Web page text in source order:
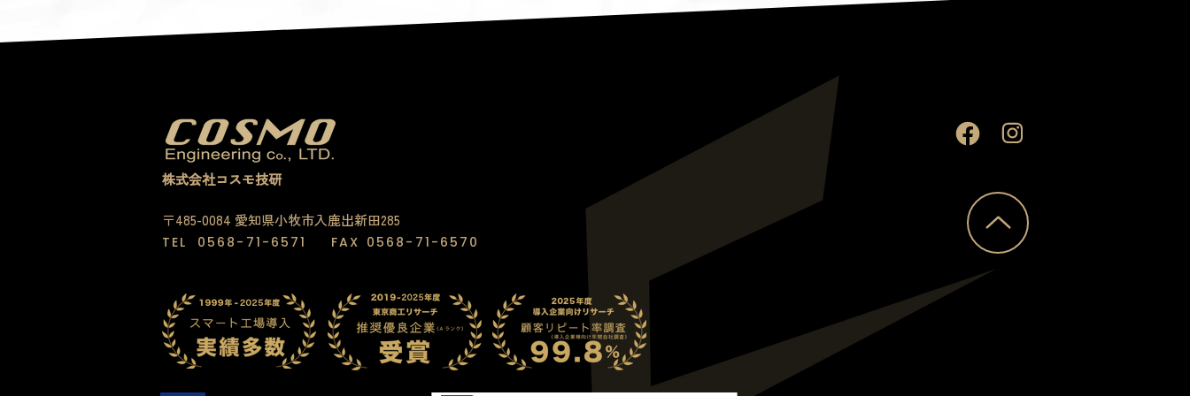
株式会社コスモ技研
〒485-0084 愛知県小牧市入鹿出新田285
TEL 0568-71-6571 FAX 0568-71-6570